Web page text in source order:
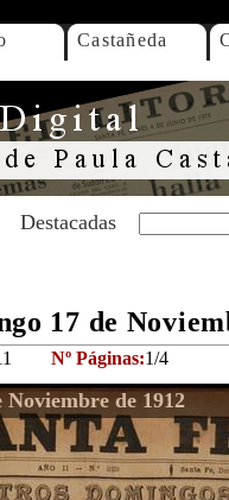
Castañeda
Destacadas
17 de
Nº Páginas:1/4
de 1912